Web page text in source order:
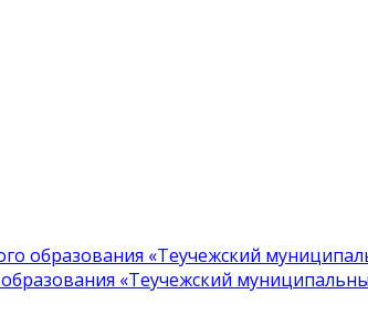
образования «Теучежский
«Теучежский